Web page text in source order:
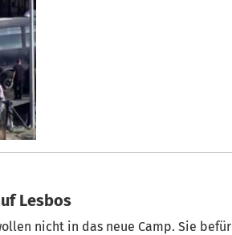
Lesbos
nicht in das neue Camp. Sie